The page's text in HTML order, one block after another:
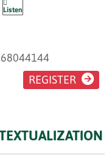
Listen
REGISTER